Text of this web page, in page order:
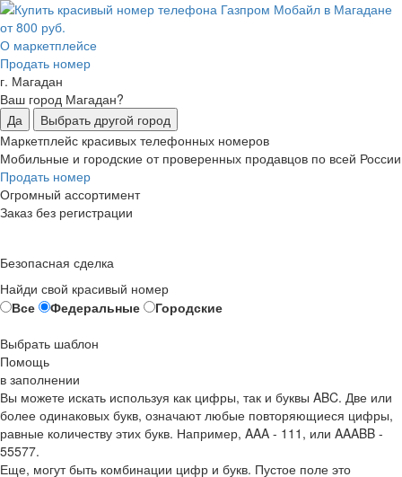
О маркетплейсе
Продать номер
г. Магадан
Ваш город Магадан?
Да
Выбрать другой город
Маркетплейс красивых телефонных номеров
Мобильные и городские от проверенных продавцов по всей России
Продать номер
Огромный ассортимент
Заказ без регистрации
Безопасная сделка
Найди свой красивый номер
Все
Федеральные
Городские
Выбрать шаблон
Помощь
в заполнении
Вы можете искать используя как цифры, так и буквы ABC. Две или
более одинаковых букв, означают любые повторяющиеся цифры,
равные количеству этих букв. Например, AAA - 111 , или AAABB -
55577.
Еще, могут быть комбинации цифр и букв. Пустое поле это